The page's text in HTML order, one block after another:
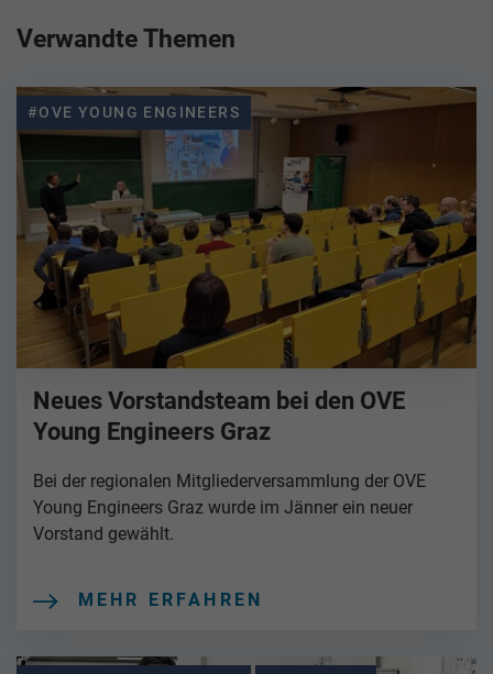
Verwandte Themen
#OVE YOUNG ENGINEERS
Neues Vorstandsteam bei den OVE
Young Engineers Graz
Bei der regionalen Mitgliederversammlung der OVE
Young Engineers Graz wurde im Jänner ein neuer
Vorstand gewählt.
MEHR ERFAHREN